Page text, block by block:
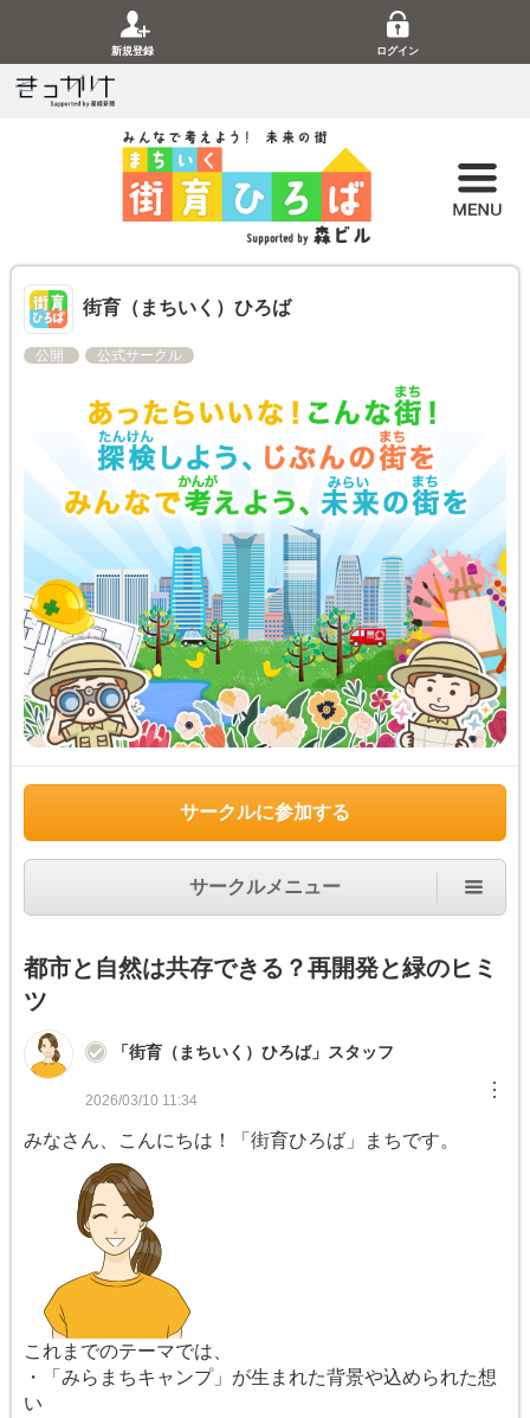
新規登録 ログイン
街育（まちいく）ひろば
公開 公式サークル
サークルに参加する
サークルメニュー
都市と自然は共存できる？再開発と緑のヒミ
ツ
「街育（まちいく）ひろば」スタッフ
2026/03/10 11:34 ︙
みなさん、こんにちは！「街育ひろば」まちです。
これまでのテーマでは、
・「みらまちキャンプ」が生まれた背景や込められた想
い